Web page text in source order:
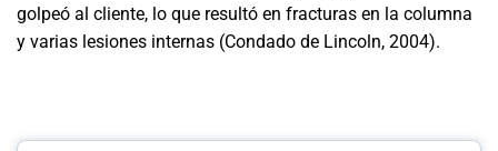
golpeó al cliente, lo que resultó en fracturas en la columna
y varias lesiones internas (Condado de Lincoln, 2004).